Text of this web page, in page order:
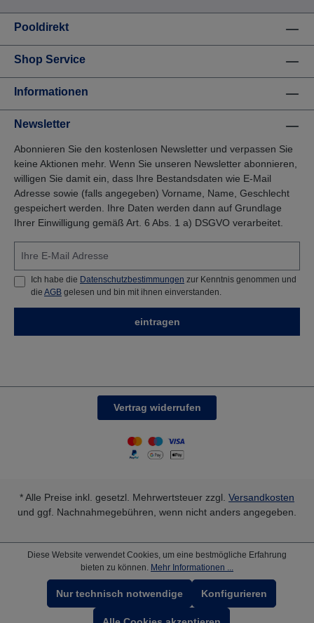
Pooldirekt
Shop Service
Informationen
Newsletter
Abonnieren Sie den kostenlosen Newsletter und verpassen Sie
keine Aktionen mehr. Wenn Sie unseren Newsletter abonnieren,
willigen Sie damit ein, dass Ihre Bestandsdaten wie E-Mail
Adresse sowie (falls angegeben) Vorname, Name, Geschlecht
gespeichert werden. Ihre Daten werden dann auf Grundlage
Ihrer Einwilligung gemäß Art. 6 Abs. 1 a) DSGVO verarbeitet.
Ich habe die Datenschutzbestimmungen zur Kenntnis genommen und
die AGB gelesen und bin mit ihnen einverstanden.
eintragen
Vertrag widerrufen
* Alle Preise inkl. gesetzl. Mehrwertsteuer zzgl. Versandkosten
und ggf. Nachnahmegebühren, wenn nicht anders angegeben.
Diese Website verwendet Cookies, um eine bestmögliche Erfahrung
bieten zu können. Mehr Informationen ...
Nur technisch notwendige Konfigurieren